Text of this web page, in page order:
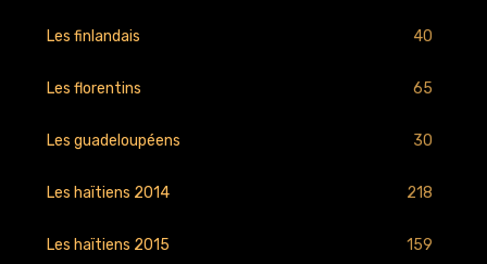
Les finlandais 40
Les florentins 65
Les guadeloupéens 30
Les haïtiens 2014 218
Les haïtiens 2015 159